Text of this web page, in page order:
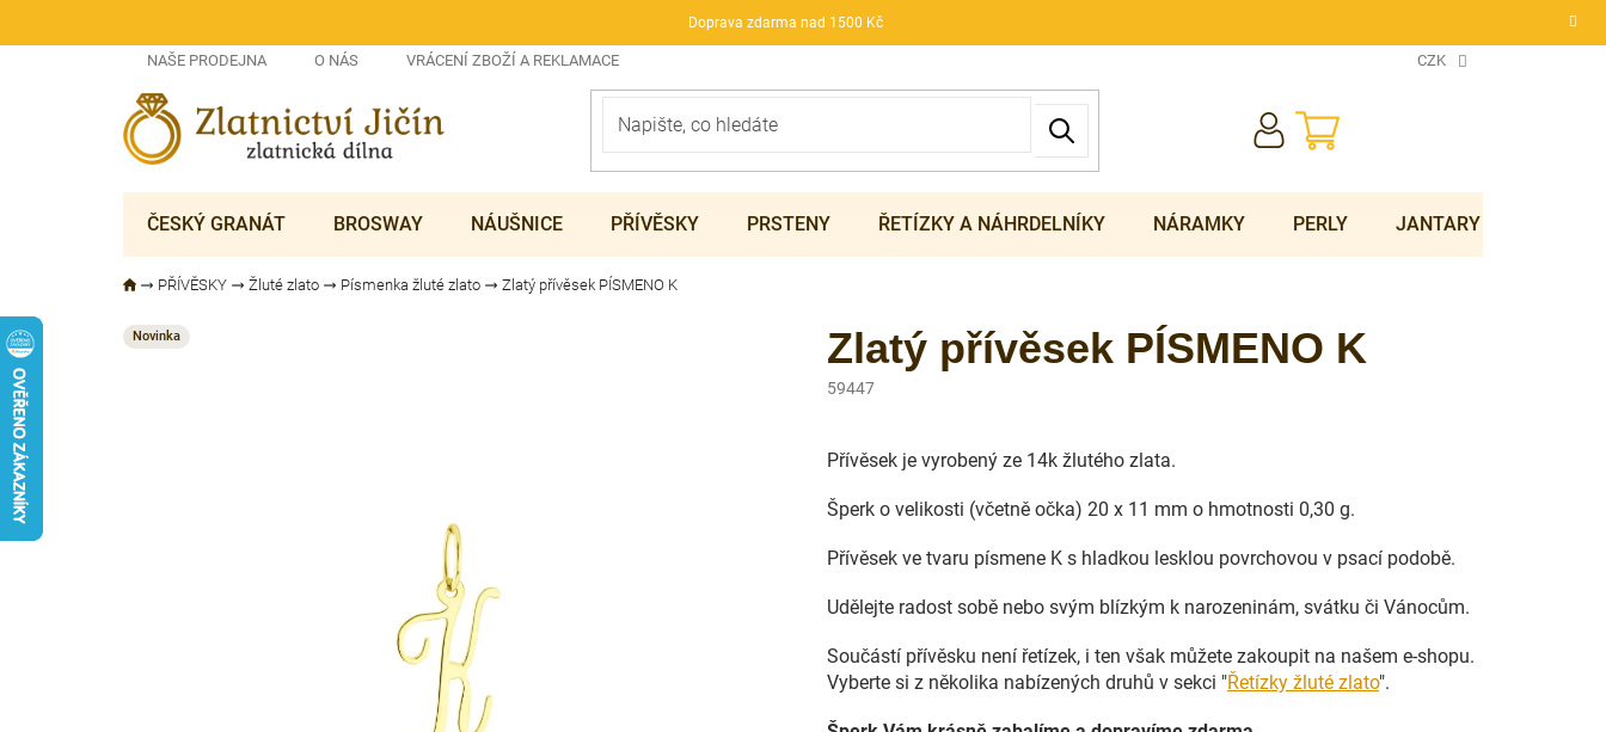
Doprava zdarma nad 1500 Kč
NAŠE PRODEJNA O NÁS VRÁCENÍ ZBOŽÍ A REKLAMACE CZK
NÁKUPNÍ
KOŠÍK
ČESKÝ GRANÁT BROSWAY NÁUŠNICE PŘÍVĚSKY PRSTENY ŘETÍZKY A NÁHRDELNÍKY NÁRAMKY PERLY JANTARY
PŘÍVĚSKY Žluté zlato Písmenka žluté zlato Zlatý přívěsek PÍSMENO K
Novinka
Přívěsek je vyrobený ze 14k žlutého zlata.
Šperk o velikosti (včetně očka) 20 x 11 mm o hmotnosti 0,30 g.
Přívěsek ve tvaru písmene K s hladkou lesklou povrchovou v psací podobě.
Udělejte radost sobě nebo svým blízkým k narozeninám, svátku či Vánocům.
Součástí přívěsku není řetízek, i ten však můžete zakoupit na našem e-shopu.
Vyberte si z několika nabízených druhů v sekci "Řetízky žluté zlato".
Zlatý přívěsek PÍSMENO K
59447